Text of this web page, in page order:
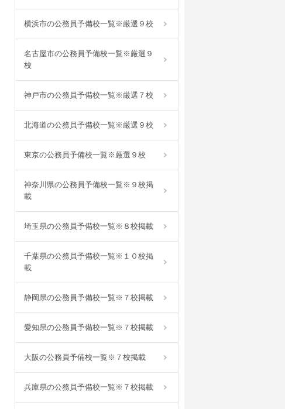
横浜市の公務員予備校一覧※厳選９校
名古屋市の公務員予備校一覧※厳選９
校
神戸市の公務員予備校一覧※厳選７校
北海道の公務員予備校一覧※厳選９校
東京の公務員予備校一覧※厳選９校
神奈川県の公務員予備校一覧※９校掲
載
埼玉県の公務員予備校一覧※８校掲載
千葉県の公務員予備校一覧※１０校掲
載
静岡県の公務員予備校一覧※７校掲載
愛知県の公務員予備校一覧※７校掲載
大阪の公務員予備校一覧※７校掲載
兵庫県の公務員予備校一覧※７校掲載